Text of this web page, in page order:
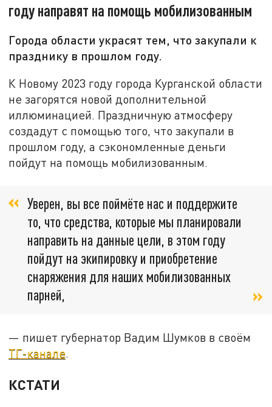
году направят на помощь мобилизованным
Города области украсят тем, что закупали к
празднику в прошлом году.
К Новому 2023 году города Курганской области
не загорятся новой дополнительной
иллюминацией. Праздничную атмосферу
создадут с помощью того, что закупали в
прошлом году, а сэкономленные деньги
пойдут на помощь мобилизованным.
Уверен, вы все поймёте нас и поддержите
то, что средства, которые мы планировали
направить на данные цели, в этом году
пойдут на экипировку и приобретение
снаряжения для наших мобилизованных
парней,
— пишет губернатор Вадим Шумков в своём
ТГ-канале.
КСТАТИ